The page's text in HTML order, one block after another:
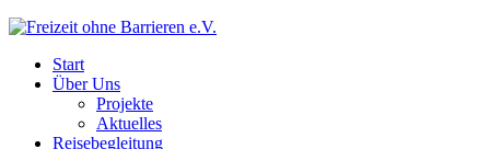
Start
Über Uns
Projekte
Aktuelles
Reisebegleitung